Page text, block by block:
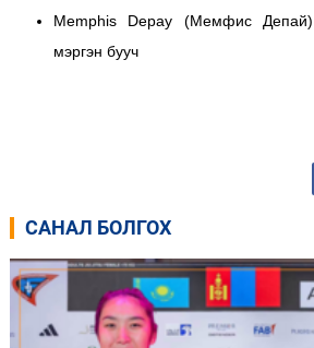
Memphis Depay (Мемфис Депай)
мэргэн бууч
САНАЛ БОЛГОХ